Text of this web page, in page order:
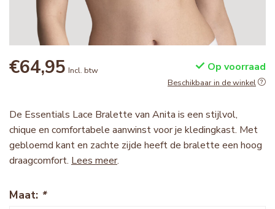
€64,95 Incl. btw Op voorraad
Beschikbaar in de winkel
De Essentials Lace Bralette van Anita is een stijlvol,
chique en comfortabele aanwinst voor je kledingkast. Met
gebloemd kant en zachte zijde heeft de bralette een hoog
draagcomfort. Lees meer.
Maat: *